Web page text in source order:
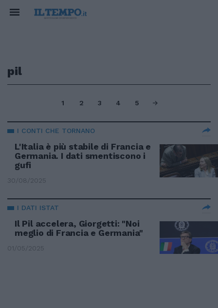
pil
1 2 3 4 5
I CONTI CHE TORNANO
L'Italia è più stabile di Francia e
Germania. I dati smentiscono i
gufi
30/08/2025
I DATI ISTAT
Il Pil accelera, Giorgetti: "Noi
meglio di Francia e Germania"
01/05/2025